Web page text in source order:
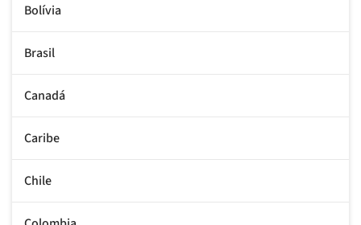
Bolívia
Brasil
Canadá
Caribe
Chile